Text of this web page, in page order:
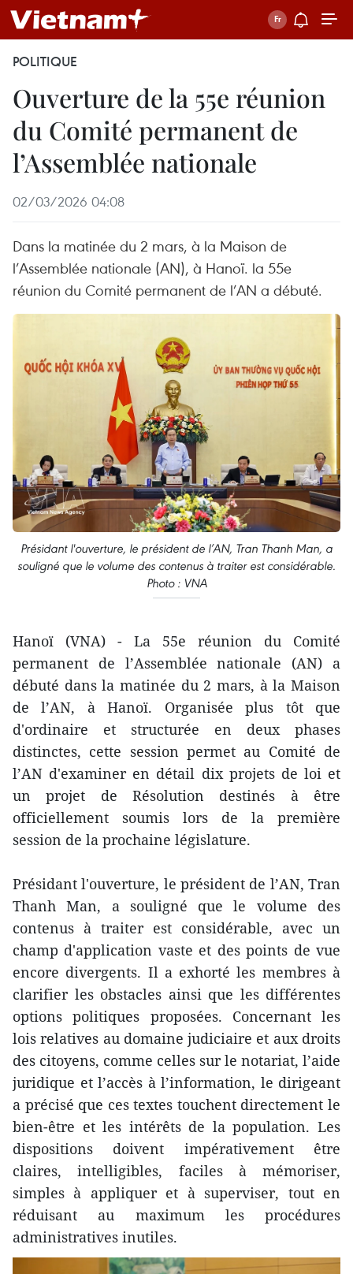
POLITIQUE
Ouverture de la 55e réunion
du Comité permanent de
l’Assemblée nationale
02/03/2026 04:08
Dans la matinée du 2 mars, à la Maison de
l’Assemblée nationale (AN), à Hanoï. la 55e
réunion du Comité permanent de l’AN a débuté.
Présidant l'ouverture, le président de l’AN, Tran Thanh Man, a
souligné que le volume des contenus à traiter est considérable.
Photo : VNA
Hanoï (VNA) - La 55e réunion du Comité
permanent de l’Assemblée nationale (AN) a
débuté dans la matinée du 2 mars, à la Maison
de l’AN, à Hanoï. Organisée plus tôt que
d'ordinaire et structurée en deux phases
distinctes, cette session permet au Comité de
l’AN d'examiner en détail dix projets de loi et
un projet de Résolution destinés à être
officiellement soumis lors de la première
session de la prochaine législature.
Présidant l'ouverture, le président de l’AN, Tran
Thanh Man, a souligné que le volume des
contenus à traiter est considérable, avec un
champ d'application vaste et des points de vue
encore divergents. Il a exhorté les membres à
clarifier les obstacles ainsi que les différentes
options politiques proposées. Concernant les
lois relatives au domaine judiciaire et aux droits
des citoyens, comme celles sur le notariat, l’aide
juridique et l’accès à l’information, le dirigeant
a précisé que ces textes touchent directement le
bien-être et les intérêts de la population. Les
dispositions doivent impérativement être
claires, intelligibles, faciles à mémoriser,
simples à appliquer et à superviser, tout en
réduisant au maximum les procédures
administratives inutiles.